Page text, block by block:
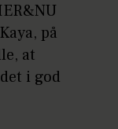
på
at
i god